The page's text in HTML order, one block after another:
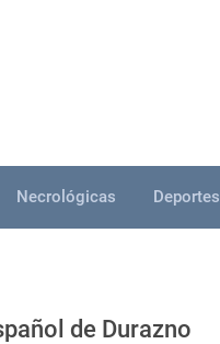
Necrológicas Deportes
de Durazno